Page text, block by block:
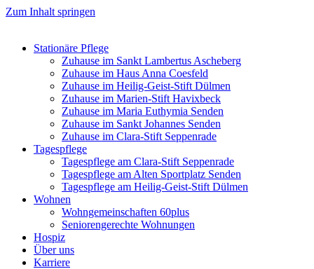
Zum Inhalt springen
Stationäre Pflege
Zuhause im Sankt Lambertus Ascheberg
Zuhause im Haus Anna Coesfeld
Zuhause im Heilig-Geist-Stift Dülmen
Zuhause im Marien-Stift Havixbeck
Zuhause im Maria Euthymia Senden
Zuhause im Sankt Johannes Senden
Zuhause im Clara-Stift Seppenrade
Tagespflege
Tagespflege am Clara-Stift Seppenrade
Tagespflege am Alten Sportplatz Senden
Tagespflege am Heilig-Geist-Stift Dülmen
Wohnen
Wohngemeinschaften 60plus
Seniorengerechte Wohnungen
Hospiz
Über uns
Karriere